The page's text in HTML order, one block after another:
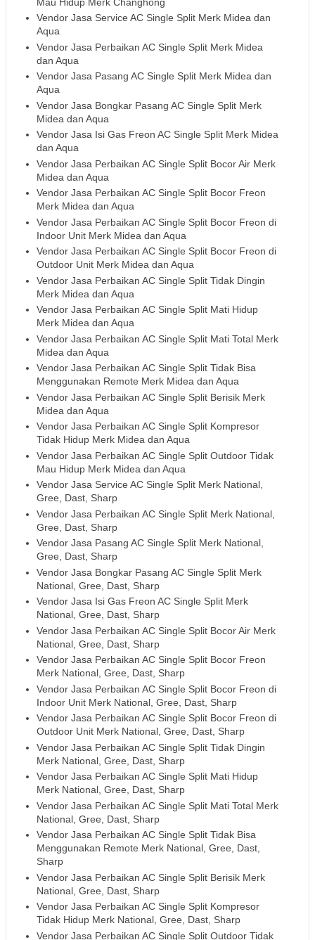
Vendor Jasa Service AC Single Split Merk Midea dan
Aqua
Vendor Jasa Perbaikan AC Single Split Merk Midea
dan Aqua
Vendor Jasa Pasang AC Single Split Merk Midea dan
Aqua
Vendor Jasa Bongkar Pasang AC Single Split Merk
Midea dan Aqua
Vendor Jasa Isi Gas Freon AC Single Split Merk Midea
dan Aqua
Vendor Jasa Perbaikan AC Single Split Bocor Air Merk
Midea dan Aqua
Vendor Jasa Perbaikan AC Single Split Bocor Freon
Merk Midea dan Aqua
Vendor Jasa Perbaikan AC Single Split Bocor Freon di
Indoor Unit Merk Midea dan Aqua
Vendor Jasa Perbaikan AC Single Split Bocor Freon di
Outdoor Unit Merk Midea dan Aqua
Vendor Jasa Perbaikan AC Single Split Tidak Dingin
Merk Midea dan Aqua
Vendor Jasa Perbaikan AC Single Split Mati Hidup
Merk Midea dan Aqua
Vendor Jasa Perbaikan AC Single Split Mati Total Merk
Midea dan Aqua
Vendor Jasa Perbaikan AC Single Split Tidak Bisa
Menggunakan Remote Merk Midea dan Aqua
Vendor Jasa Perbaikan AC Single Split Berisik Merk
Midea dan Aqua
Vendor Jasa Perbaikan AC Single Split Kompresor
Tidak Hidup Merk Midea dan Aqua
Vendor Jasa Perbaikan AC Single Split Outdoor Tidak
Mau Hidup Merk Midea dan Aqua
Vendor Jasa Service AC Single Split Merk National,
Gree, Dast, Sharp
Vendor Jasa Perbaikan AC Single Split Merk National,
Gree, Dast, Sharp
Vendor Jasa Pasang AC Single Split Merk National,
Gree, Dast, Sharp
Vendor Jasa Bongkar Pasang AC Single Split Merk
National, Gree, Dast, Sharp
Vendor Jasa Isi Gas Freon AC Single Split Merk
National, Gree, Dast, Sharp
Vendor Jasa Perbaikan AC Single Split Bocor Air Merk
National, Gree, Dast, Sharp
Vendor Jasa Perbaikan AC Single Split Bocor Freon
Merk National, Gree, Dast, Sharp
Vendor Jasa Perbaikan AC Single Split Bocor Freon di
Indoor Unit Merk National, Gree, Dast, Sharp
Vendor Jasa Perbaikan AC Single Split Bocor Freon di
Outdoor Unit Merk National, Gree, Dast, Sharp
Vendor Jasa Perbaikan AC Single Split Tidak Dingin
Merk National, Gree, Dast, Sharp
Vendor Jasa Perbaikan AC Single Split Mati Hidup
Merk National, Gree, Dast, Sharp
Vendor Jasa Perbaikan AC Single Split Mati Total Merk
National, Gree, Dast, Sharp
Vendor Jasa Perbaikan AC Single Split Tidak Bisa
Menggunakan Remote Merk National, Gree, Dast,
Sharp
Vendor Jasa Perbaikan AC Single Split Berisik Merk
National, Gree, Dast, Sharp
Vendor Jasa Perbaikan AC Single Split Kompresor
Tidak Hidup Merk National, Gree, Dast, Sharp
Vendor Jasa Perbaikan AC Single Split Outdoor Tidak